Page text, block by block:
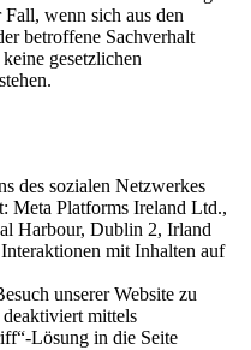
wenn sich aus den
betroffene Sachverhalt
gesetzlichen
des sozialen Netzwerkes
Meta Platforms Ireland Ltd.,
Harbour, Dublin 2, Irland
mit Inhalten auf
unserer Website zu
mittels
Lösung in die Seite